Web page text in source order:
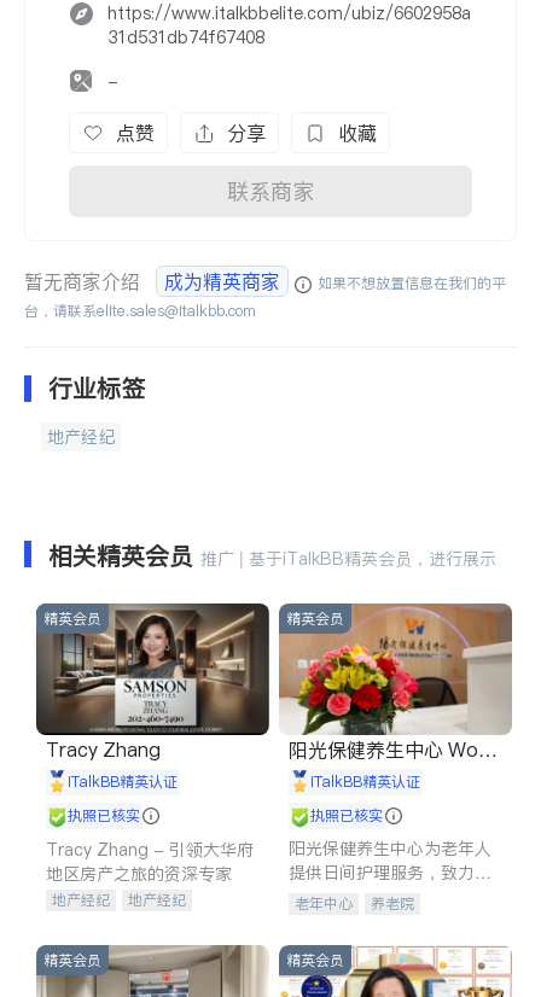
https://www.italkbbelite.com/ubiz/6602958a
31d531db74f67408
-
点赞 分享 收藏
联系商家
暂无商家介绍 成为精英商家
如果不想放置信息在我们的平
台，请联系elite.sales@italkbb.com
行业标签
地产经纪
相关精英会员 推广 | 基于iTalkBB精英会员，进行展示
精英会员
Tracy Zhang
iTalkBB精英认证
执照已核实
Tracy Zhang - 引领大华府
地区房产之旅的资深专家
地产经纪
地产经纪
商铺租售
开发商建商
精英会员
阳光保健养生中心 World
shine
iTalkBB精英认证
执照已核实
阳光保健养生中心为老年人
提供日间护理服务，致力于
通过持续的护理创新来有效
老年中心 养老院
精英会员 精英会员